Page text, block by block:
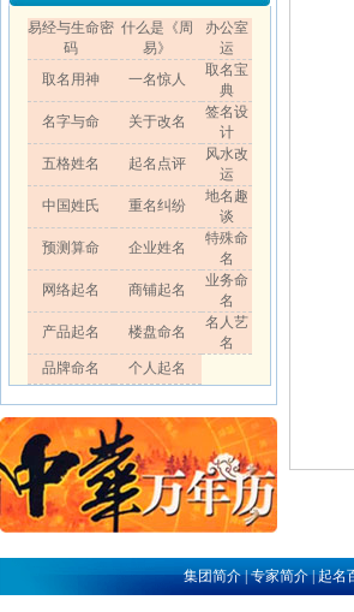
易经与生命密
码
什么是《周
易》
办公室
运
取名用神
一名惊人
取名宝
典
名字与命
关于改名
签名设
计
五格姓名
起名点评
风水改
运
中国姓氏
重名纠纷
地名趣
谈
预测算命
企业姓名
特殊命
名
网络起名
商铺起名
业务命
名
产品起名
楼盘命名
名人艺
名
品牌命名
个人起名
集团简介|专家简介|起名